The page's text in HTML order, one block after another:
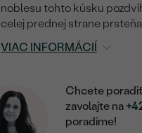
noblesu tohto kúsku
celej prednej strane prsteňa
VIAC INFORMÁCIÍ
Chcete
zavolajte na
poradíme!